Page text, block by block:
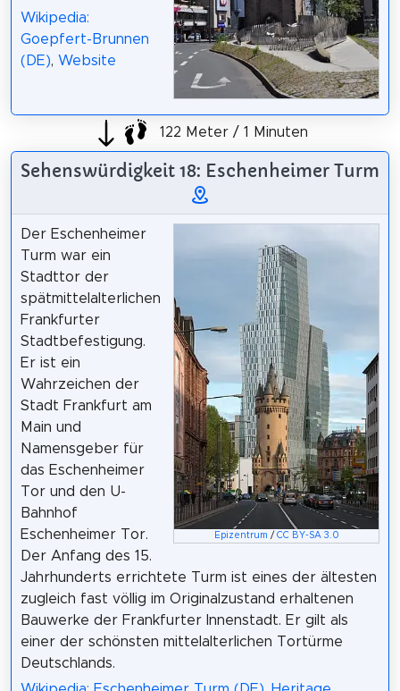
Wikipedia:
Goepfert-Brunnen
(DE), Website
122 Meter / 1 Minuten
Sehenswürdigkeit 18: Eschenheimer Turm
Epizentrum / CC BY-SA 3.0
Der Eschenheimer
Turm war ein
Stadttor der
spätmittelalterlichen
Frankfurter
Stadtbefestigung.
Er ist ein
Wahrzeichen der
Stadt Frankfurt am
Main und
Namensgeber für
das Eschenheimer
Tor und den U-
Bahnhof
Eschenheimer Tor.
Der Anfang des 15.
Jahrhunderts errichtete Turm ist eines der ältesten
zugleich fast völlig im Originalzustand erhaltenen
Bauwerke der Frankfurter Innenstadt. Er gilt als
einer der schönsten mittelalterlichen Tortürme
Deutschlands.